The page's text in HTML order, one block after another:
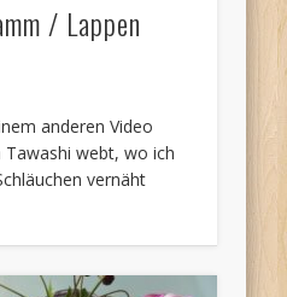
/ Lappen
anderen Video
webt, wo ich
vernäht